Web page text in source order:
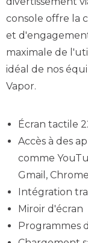
console offre la
et
maximale de
idéal de nos
Vapor.
Écran tactile
Accès à des
comme
Gmail,
Intégration
Miroir d'écran
Programmes